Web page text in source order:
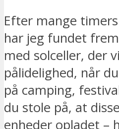
Efter mange
har jeg fundet
med solceller, der
pålidelighed, når
på camping,
du stole på, at
enheder opladet –